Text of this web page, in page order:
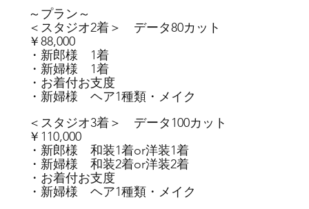
～プラン～
＜スタジオ2着＞　データ80カット
￥88,000
・新郎様　1着
・新婦様　1着
・お着付お支度
・新婦様　ヘア1種類・メイク
＜スタジオ3着＞　データ100カット
￥110,000
・新郎様　和装1着or洋装1着
・新婦様　和装2着or洋装2着
・お着付お支度
・新婦様　ヘア1種類・メイク